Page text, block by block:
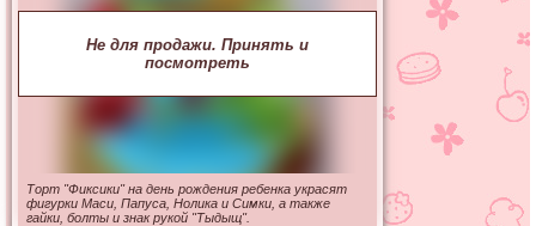
Не для продажи. Принять и
посмотреть
Торт "Фиксики" на день рождения ребенка украсят
фигурки Маси, Папуса, Нолика и Симки, а также
гайки, болты и знак рукой "Тыдыщ".